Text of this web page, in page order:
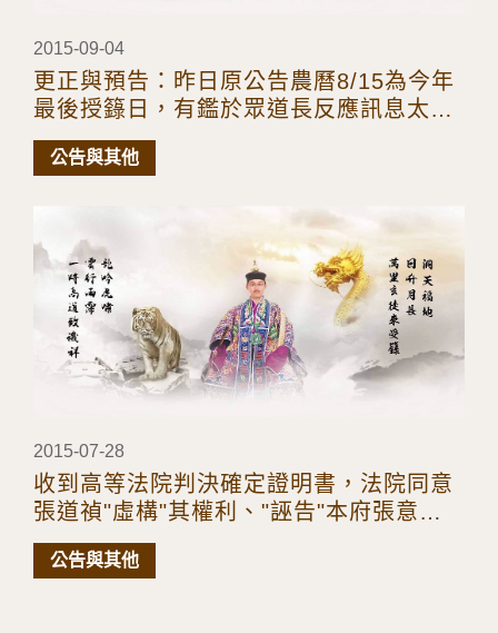
2015-09-04
更正與預告：昨日原公告農曆8/15為今年
最後授籙日，有鑑於眾道長反應訊息太
遲，時間來不及安排，今年擬增加一次三
五都功籙授籙，訂於下元日附近，請有意
公告與其他
2015-07-28
收到高等法院判決確定證明書，法院同意
張道禎"虛構"其權利、"誣告"本府張意將
天師，"利用司法機關" "侵害"張意將天師
名譽~~~
公告與其他